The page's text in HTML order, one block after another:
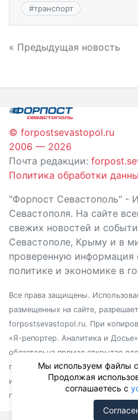
#транспорт
Навигация
записям
« Предыдущая новость
© forpostsevastopol.ru
2006 — 2026
Почта редакции:
Политика обработки
"Форпост Севастополь" -
Севастополя. На сайте
свежих новостей и
Севастополе, Крыму и в
проверенную информация
политике и экономике в
Все права защищены.
размещенных на сайте,
forpostsevastopol.ru. При
«Я-репортер. Аналитика и
обязательна прямая открытая
гиперссылка. Независимо от
использования материалов,
подзаголовке или первом абзаце
Мы используем файлы
Продолжая
соглашаетесь с